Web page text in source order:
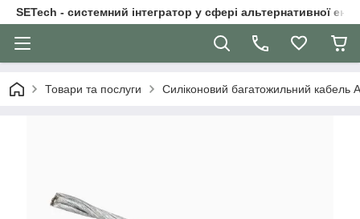
SETech - системний інтегратор у сфері альтернативної
Товари та послуги Силіконовий багатожильний кабель